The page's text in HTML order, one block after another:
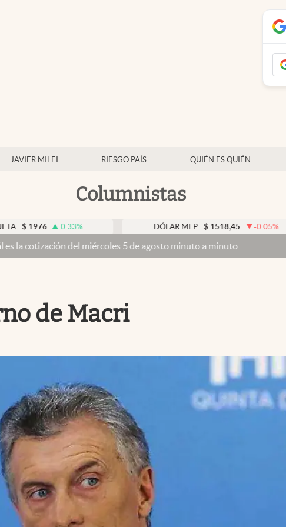
JAVIER MILEI RIESGO PAÍS QUIÉN ES QUIÉN
Columnistas
0.33% DÓLAR MEP $ 1518,45 -0.05%
del miércoles 5 de agosto minuto a minuto
de Macri